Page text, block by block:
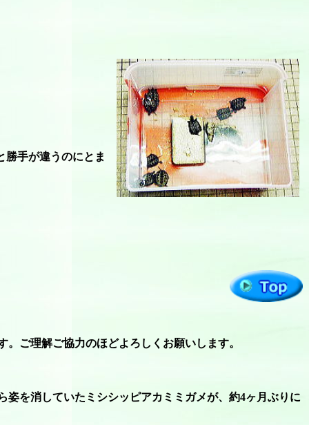
勝手が違うのにとま
ご理解ご協力のほどよろしくお願いします。
を消していたミシシッピアカミミガメが、約4ヶ月ぶりに